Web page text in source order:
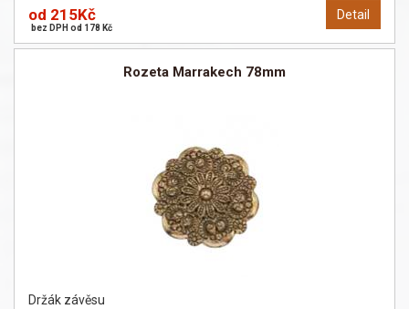
Detail
od 215Kč
bez DPH od 178 Kč
Rozeta Marrakech 78mm
Držák závěsu